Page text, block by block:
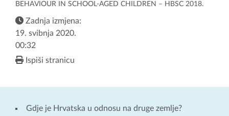
BEHAVIOUR IN SCHOOL-AGED CHILDREN – HBSC 2018.
Zadnja izmjena:
19. svibnja 2020.
00:32
Ispiši stranicu
Gdje je Hrvatska u odnosu na druge zemlje?